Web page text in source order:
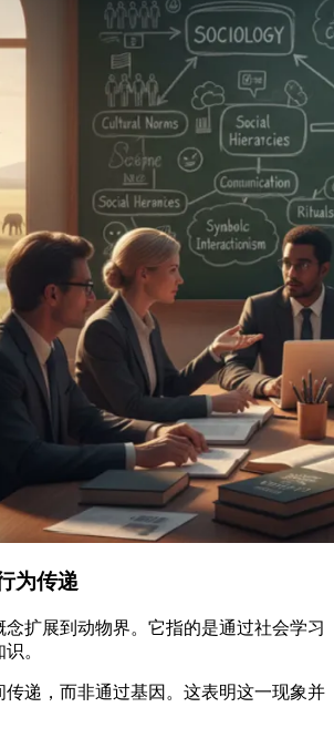
为传递
扩展到动物界。它指的是通过社会学习
。
传递，而非通过基因。这表明这一现象并